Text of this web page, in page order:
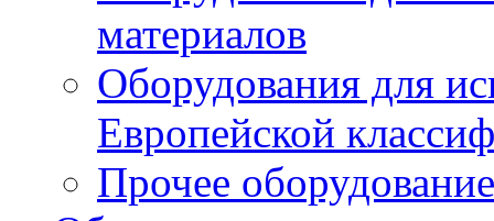
материалов
Оборудования для
Европейской
Прочее оборудование